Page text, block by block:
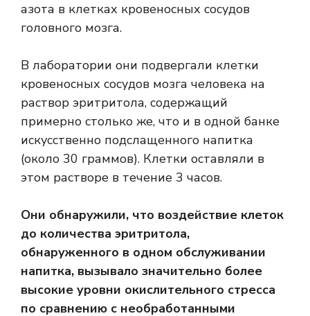
азота в клетках кровеносных сосудов
головного мозга.
В лаборатории они подвергали клетки
кровеносных сосудов мозга человека на
раствор эритритола, содержащий
примерно столько же, что и в одной банке
искусственно подслащенного напитка
(около 30 граммов). Клетки оставляли в
этом растворе в течение 3 часов.
Они обнаружили, что воздействие клеток
до количества эритритола,
обнаруженного в одном обслуживании
напитка, вызывало значительно более
высокие уровни окислительного стресса
по сравнению с необработанными